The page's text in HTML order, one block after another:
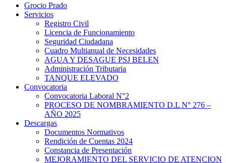
Grocio Prado
Servicios
Registro Civil
Licencia de Funcionamiento
Seguridad Ciudadana
Cuadro Multianual de Necesidades
AGUA Y DESAGUE PSJ BELEN
Administración Tributaria
TANQUE ELEVADO
Convocatoria
Convocatoria Laboral N°2
PROCESO DE NOMBRAMIENTO D.L N° 276 –
AÑO 2025
Descargas
Documentos Normativos
Rendición de Cuentas 2024
Constancia de Presentación
MEJORAMIENTO DEL SERVICIO DE ATENCION